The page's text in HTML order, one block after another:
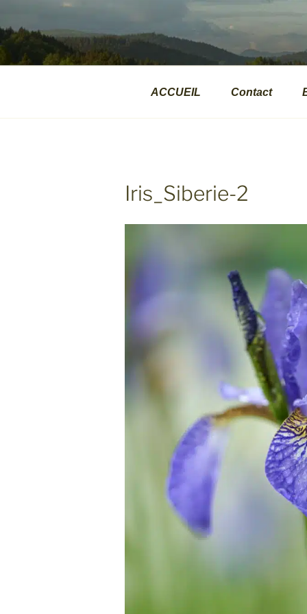
au
contenu
principal
Présentations d'images naturalites
ACCUEIL Contact
Iris_Siberie-2